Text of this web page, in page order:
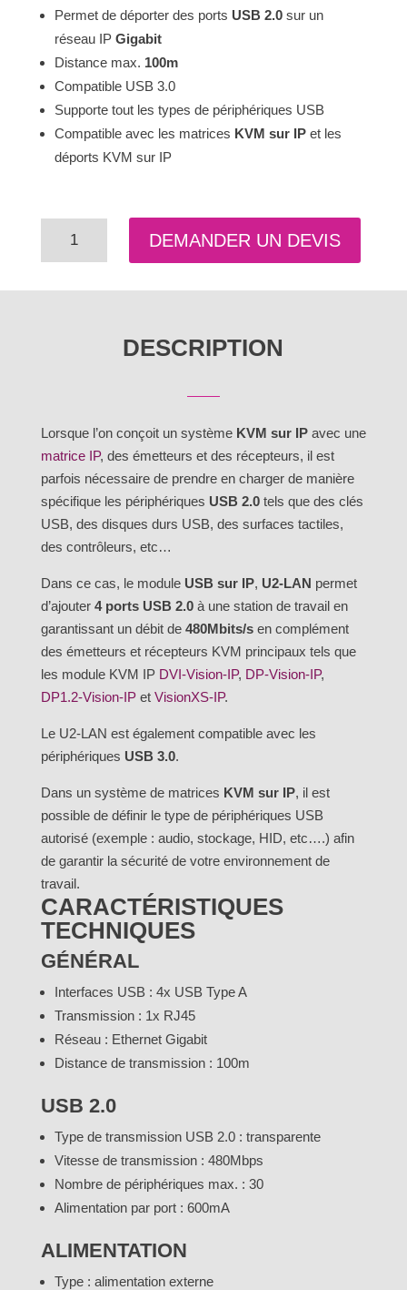
Permet de déporter des ports USB 2.0sur un
réseau IP Gigabit
Distance max. 100m
Compatible USB 3.0
Supporte tout les types de périphériques USB
Compatible avec les matrices KVM sur IPet les
déports KVM sur IP
LAN
DEMANDER UN DEVIS
DESCRIPTION
Lorsque l’on conçoit un système KVM sur IPavec une
matrice IP, des émetteurs et des récepteurs, il est
parfois nécessaire de prendre en charger de manière
spécifique les périphériques USB 2.0tels que des clés
USB, des disques durs USB, des surfaces tactiles,
des contrôleurs, etc…
Dans ce cas, le module USB sur IP, U2-LAN permet
d’ajouter 4 ports USB 2.0à une station de travail en
garantissant un débit de 480Mbits/sen complément
des émetteurs et récepteurs KVM principaux tels que
les module KVM IP DVI-Vision-IP, DP-Vision-IP,
DP1.2-Vision-IPet VisionXS-IP.
Le U2-LAN est également compatible avec les
périphériques USB 3.0.
Dans un système de matrices KVM sur IP, il est
possible de définir le type de périphériques USB
autorisé (exemple : audio, stockage, HID, etc….) afin
de garantir la sécurité de votre environnement de
travail.
CARACTÉRISTIQUES
TECHNIQUES
GÉNÉRAL
Interfaces USB : 4x USB Type A
Transmission : 1x RJ45
Réseau : Ethernet Gigabit
Distance de transmission : 100m
USB 2.0
Type de transmission USB 2.0 : transparente
Vitesse de transmission : 480Mbps
Nombre de périphériques max. : 30
Alimentation par port : 600mA
ALIMENTATION
Type : alimentation externe